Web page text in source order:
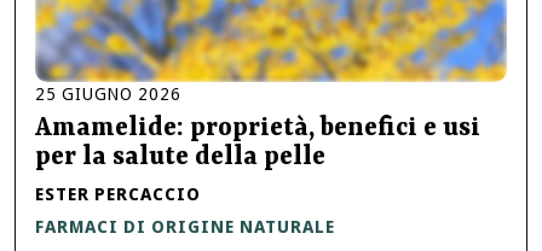
25 GIUGNO 2026
Amamelide: proprietà, benefici e usi
per la salute della pelle
ESTER PERCACCIO
FARMACI DI ORIGINE NATURALE